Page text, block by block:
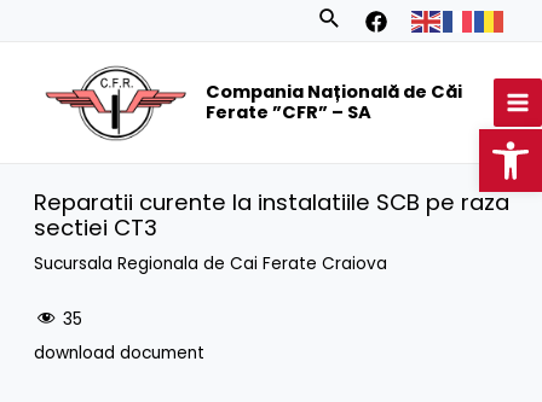
Search
Compania Națională de Căi
Ferate ”CFR” – SA
Reparatii curente la instalatiile SCB pe raza
sectiei CT3
Sucursala Regionala de Cai Ferate Craiova
35
download document